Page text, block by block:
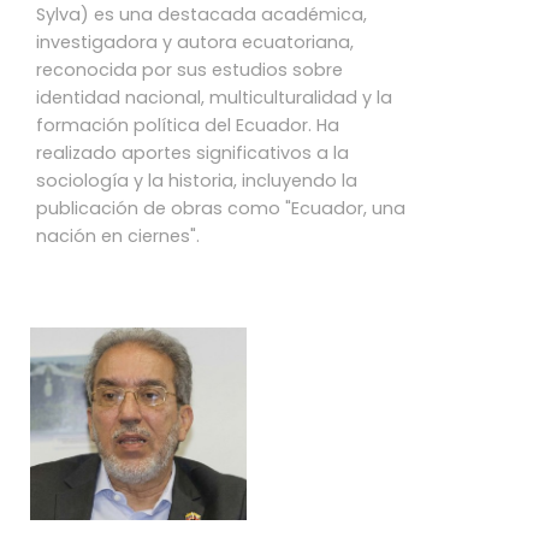
Sylva) es una destacada académica,
investigadora y autora ecuatoriana,
reconocida por sus estudios sobre
identidad nacional, multiculturalidad y la
formación política del Ecuador. Ha
realizado aportes significativos a la
sociología y la historia, incluyendo la
publicación de obras como "Ecuador, una
nación en ciernes".